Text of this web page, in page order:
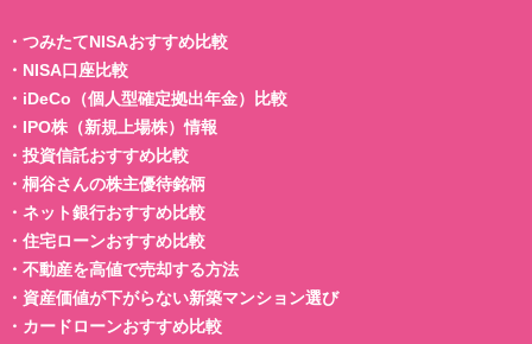
・ つみたてNISAおすすめ比較
・ NISA口座比較
・ iDeCo（個人型確定拠出年金）比較
・ IPO株（新規上場株）情報
・ 投資信託おすすめ比較
・ 桐谷さんの株主優待銘柄
・ ネット銀行おすすめ比較
・ 住宅ローンおすすめ比較
・ 不動産を高値で売却する方法
・ 資産価値が下がらない新築マンション選び
・ カードローンおすすめ比較